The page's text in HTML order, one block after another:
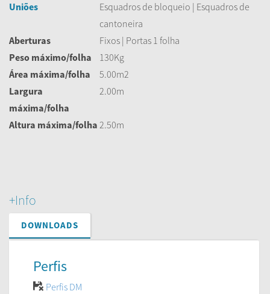
Uniões
Esquadros de bloqueio | Esquadros de
cantoneira
Aberturas
Fixos | Portas 1 folha
Peso máximo/folha
130Kg
Área máxima/folha
5.00m2
Largura
máxima/folha
2.00m
Altura máxima/folha 2.50m
+Info
DOWNLOADS
Perfis
Perfis DM